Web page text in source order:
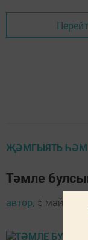
ҖӘМГЫЯТЬ ҺӘМ
Тәмле
автор, 5 май 2018